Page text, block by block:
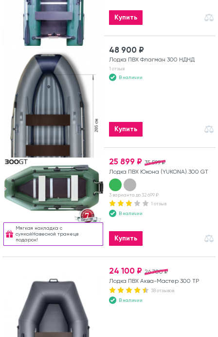
Купить
48 900 ₽
Лодка ПВХ Флагман 300 НДНД
1 отзыв
В наличии
Купить
Мягкая накладка с
сумкойНавесной транецв
подарок!
35 599 ₽
25 899 ₽
Лодка ПВХ Юкона (YUKONA) 300 GT
3 варианта до 32 699 ₽
1 отзыв
В наличии
Купить
26 700 ₽
24 100 ₽
Лодка ПВХ Аква-Мастер 300 ТР
38 отзывов
В наличии